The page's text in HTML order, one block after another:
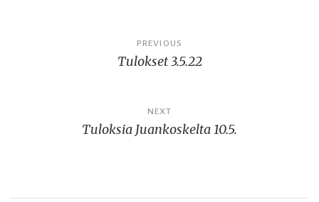
PREVIOUS
Tulokset 3.5.22
NEXT
Tuloksia Juankoskelta 10.5.